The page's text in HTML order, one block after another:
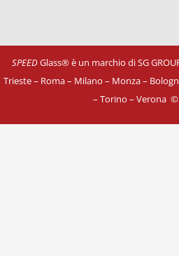
SPEEDGlass® è un marchio di SG
Trieste – Roma – Milano – Monza –
– Torino – Verona ©